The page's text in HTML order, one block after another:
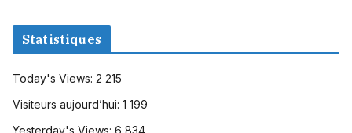
Statistiques
Today's Views: 2 215
Visiteurs aujourd’hui: 1 199